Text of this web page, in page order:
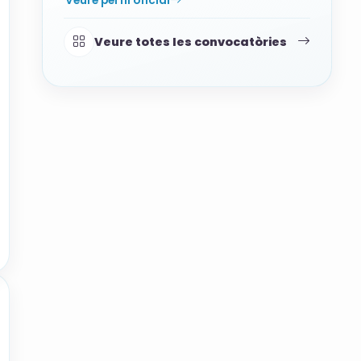
Veure totes les convocatòries